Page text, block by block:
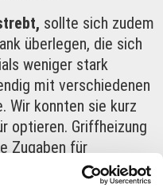
sollte sich zudem
überlegen, die sich
weniger stark
mit verschiedenen
Wir konnten sie kurz
optieren. Griffheizung
Zugaben für
hat auch einige Teile